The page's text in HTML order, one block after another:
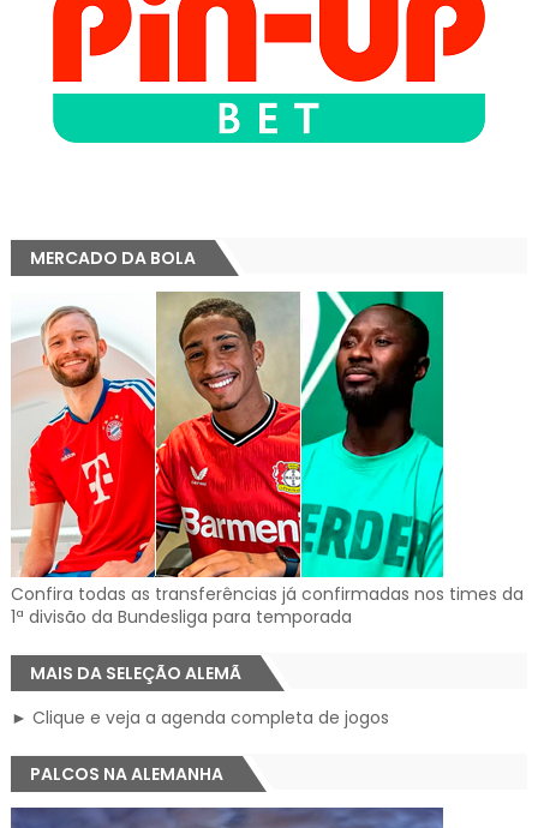
MERCADO DA BOLA
Confira todas as transferências já confirmadas nos times da
1ª divisão da Bundesliga para temporada
MAIS DA SELEÇÃO ALEMÃ
► Clique e veja a agenda completa de jogos
PALCOS NA ALEMANHA